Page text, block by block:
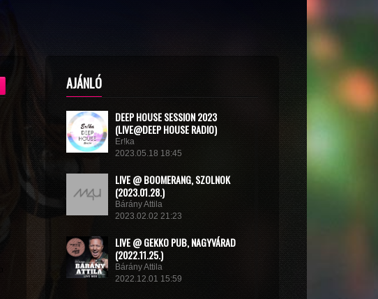
AJÁNLÓ
DEEP HOUSE SESSION 2023
(LIVE@DEEP HOUSE RADIO)
Er!ka
2023.05.18 18:45
LIVE @ BOOMERANG, SZOLNOK
(2023.01.28.)
Bárány Attila
2023.02.02 21:23
LIVE @ GEKKO PUB, NAGYVÁRAD
(2022.11.25.)
Bárány Attila
2022.12.01 15:59